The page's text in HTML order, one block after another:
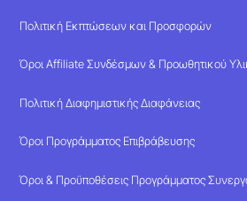
Πολιτική Εκπτώσεων και Προσφορών
Όροι Affiliate Συνδέσμων & Προωθητικού
Πολιτική Διαφημιστικής Διαφάνειας
Όροι Προγράμματος Επιβράβευσης
Όροι & Προϋποθέσεις Προγράμματος